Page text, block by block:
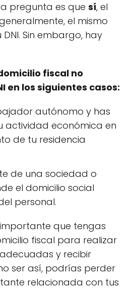
pregunta es que sí, el
el mismo
Sin embargo, hay
fiscal no
en los siguientes casos:
autónomo y has
actividad económica en
de tu residencia
de una sociedad o
el domicilio social
personal.
importante que tengas
fiscal para realizar
y recibir
ser así, podrías perder
relacionada con tus